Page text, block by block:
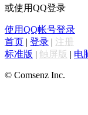
或使用QQ登录
使用QQ帐号登录
首页 | 登录 | 注册
标准版 | 触屏版 | 电
© Comsenz Inc.